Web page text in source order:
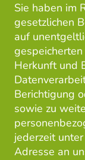
Sie haben im
gesetzlichen
auf
Herkunft und
Berichtigung
sowie zu
jederzeit
Adresse an